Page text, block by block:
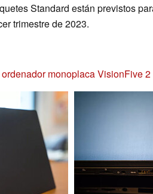
Standard están previstos
trimestre de 2023.
monoplaca VisionFive